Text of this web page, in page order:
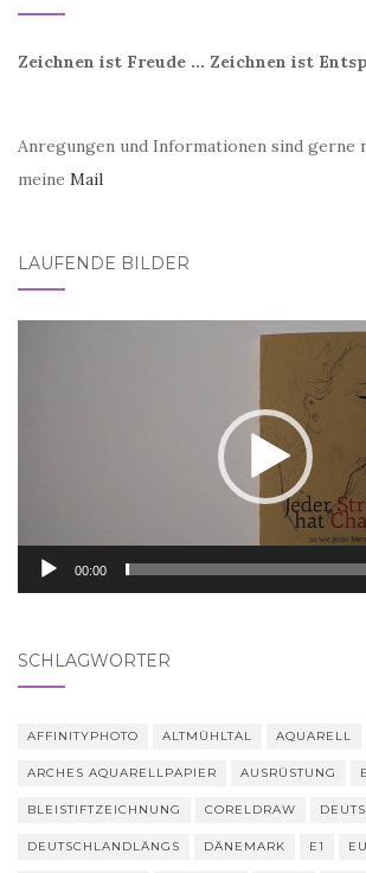
Zeichnen ist Freude ... Zeichnen ist
Anregungen und Informationen sind gerne
meine Mail
LAUFENDE BILDER
00:00
SCHLAGWÖRTER
AFFINITYPHOTO ALTMÜHLTAL AQUARELL
ARCHES AQUARELLPAPIER AUSRÜSTUNG
BLEISTIFTZEICHNUNG CORELDRAW
DEUTSCHLANDLÄNGS DÄNEMARK E1